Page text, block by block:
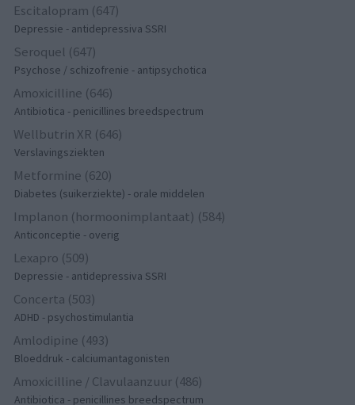
Escitalopram (647)
Depressie - antidepressiva SSRI
Seroquel (647)
Psychose / schizofrenie - antipsychotica
Amoxicilline (646)
Antibiotica - penicillines breedspectrum
Wellbutrin XR (646)
Verslavingsziekten
Metformine (620)
Diabetes (suikerziekte) - orale middelen
Implanon (hormoonimplantaat) (584)
Anticonceptie - overig
Lexapro (509)
Depressie - antidepressiva SSRI
Concerta (503)
ADHD - psychostimulantia
Amlodipine (493)
Bloeddruk - calciumantagonisten
Amoxicilline / Clavulaanzuur (486)
Antibiotica - penicillines breedspectrum